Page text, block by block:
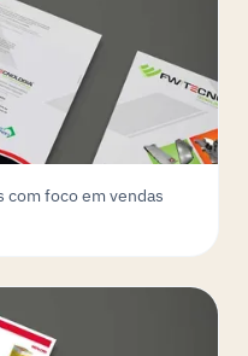
com foco em vendas